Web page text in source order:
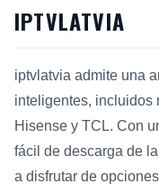
IPTVLATVIA
iptvlatvia admite una
inteligentes, incluidos
Hisense y TCL. Con
fácil de descarga de
a disfrutar de